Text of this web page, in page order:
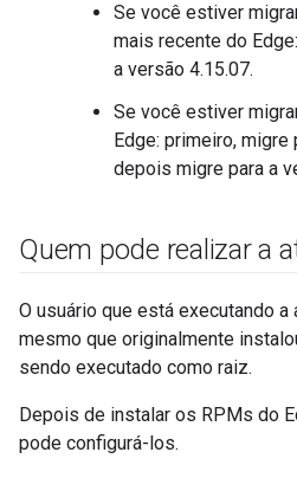
Se você estiver
mais recente do
a versão 4.15.07.
Se você estiver
Edge: primeiro, migre
depois migre para a
Quem pode realizar a
O usuário que está executando
mesmo que originalmente
sendo executado como raiz.
Depois de instalar os RPMs do
pode configurá-los.